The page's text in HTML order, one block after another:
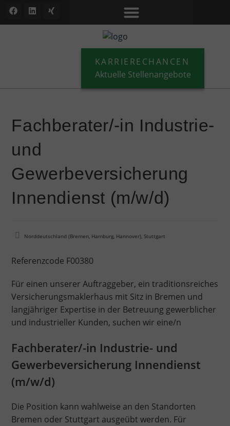
KARRIERECHANCEN
Aktuelle Stellenangebote
Fachberater/-in Industrie-
und
Gewerbeversicherung
Innendienst (m/w/d)
Norddeutschland (Bremen, Hamburg, Hannover), Stuttgart
Referenzcode F00380
Für einen unserer Auftraggeber, ein traditionsreiches
Versicherungsmaklerhaus mit Sitz in Bremen und
langjähriger Expertise in der Betreuung gewerblicher
und industrieller Kunden, suchen wir eine/n
Fachberater/-in Industrie- und
Gewerbeversicherung Innendienst
(m/w/d)
Die Position kann wahlweise an den Standorten
Bremen oder Stuttgart ausgeübt werden. Für